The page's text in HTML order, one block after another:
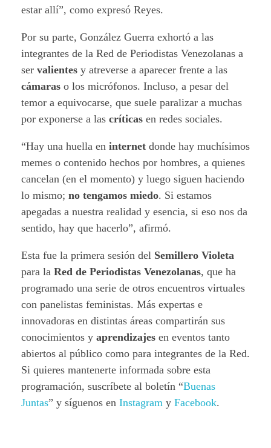
estar allí”, como expresó Reyes.
Por su parte, González Guerra exhortó a las
integrantes de la Red de Periodistas Venezolanas a
ser valientes y atreverse a aparecer frente a las
cámaras o los micrófonos. Incluso, a pesar del
temor a equivocarse, que suele paralizar a muchas
por exponerse a las críticas en redes sociales.
“Hay una huella en internet donde hay muchísimos
memes o contenido hechos por hombres, a quienes
cancelan (en el momento) y luego siguen haciendo
lo mismo; no tengamos miedo. Si estamos
apegadas a nuestra realidad y esencia, si eso nos da
sentido, hay que hacerlo”, afirmó.
Esta fue la primera sesión del Semillero Violeta
para la Red de Periodistas Venezolanas, que ha
programado una serie de otros encuentros virtuales
con panelistas feministas. Más expertas e
innovadoras en distintas áreas compartirán sus
conocimientos y aprendizajes en eventos tanto
abiertos al público como para integrantes de la Red.
Si quieres mantenerte informada sobre esta
programación, suscríbete al boletín “Buenas
Juntas” y síguenos en Instagram y Facebook.